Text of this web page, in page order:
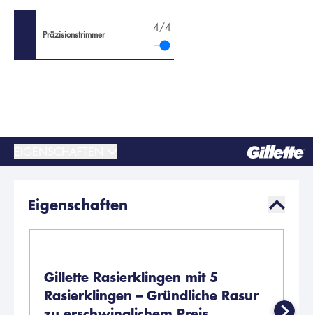
Präzisionstrimmer
4/4
Eigenschaften
Gillette Rasierklingen mit 5
Rasierklingen – Gründliche Rasur